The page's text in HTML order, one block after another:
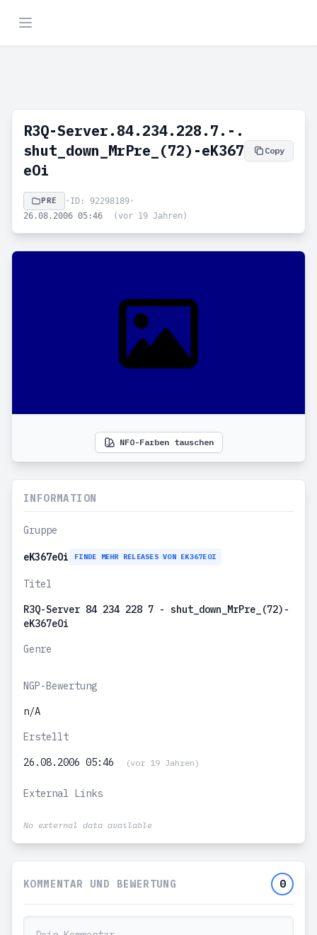
R3Q-Server.84.234.228.7.-.
shut_down_MrPre_(72)-eK367
eOi
Copy
PRE • ID: 92298189•
26.08.2006 05:46
(vor 19 Jahren)
NFO-Farben tauschen
INFORMATION
Gruppe
eK367eOi FINDE MEHR RELEASES VON EK367EOI
Titel
R3Q-Server 84 234 228 7 - shut_down_MrPre_(72)-
eK367eOi
Genre
NGP-Bewertung
n/A
Erstellt
26.08.2006 05:46
(vor 19 Jahren)
External Links
No external data available
KOMMENTAR UND BEWERTUNG 0